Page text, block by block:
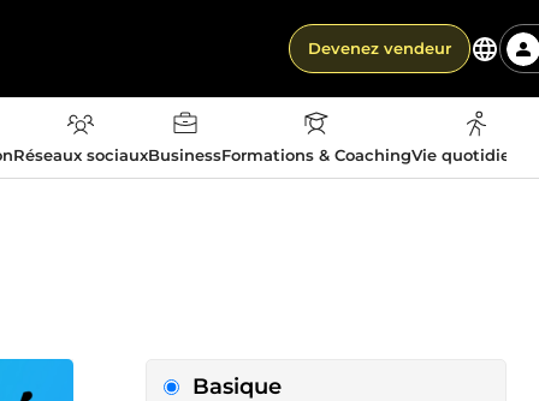
Devenez vendeur
Réseaux sociauxBusinessFormations & CoachingVie
Basique